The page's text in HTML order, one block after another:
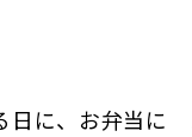
日に、お弁当に